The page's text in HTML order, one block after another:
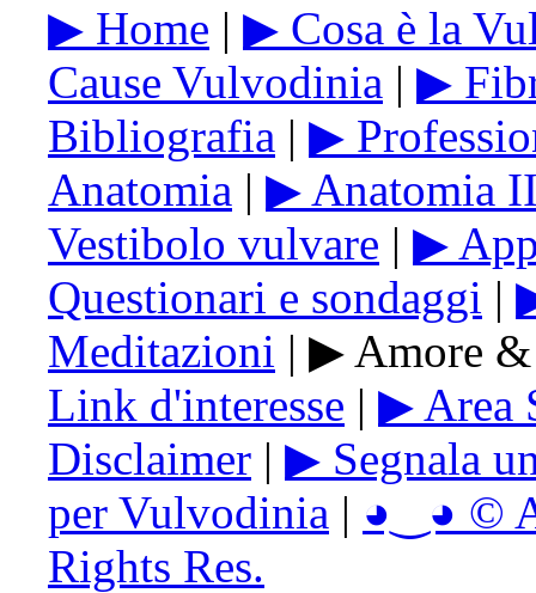
▶ Home | ▶ Cosa è la
Cause Vulvodinia | ▶
Bibliografia | ▶
Anatomia | ▶ Anatomia
Vestibolo vulvare | ▶
Questionari e sondaggi |
Meditazioni | ▶ Amore
Link d'interesse | ▶ Area
Disclaimer | ▶ Segnala
per Vulvodinia | ◕‿◕ ©
Rights Res.